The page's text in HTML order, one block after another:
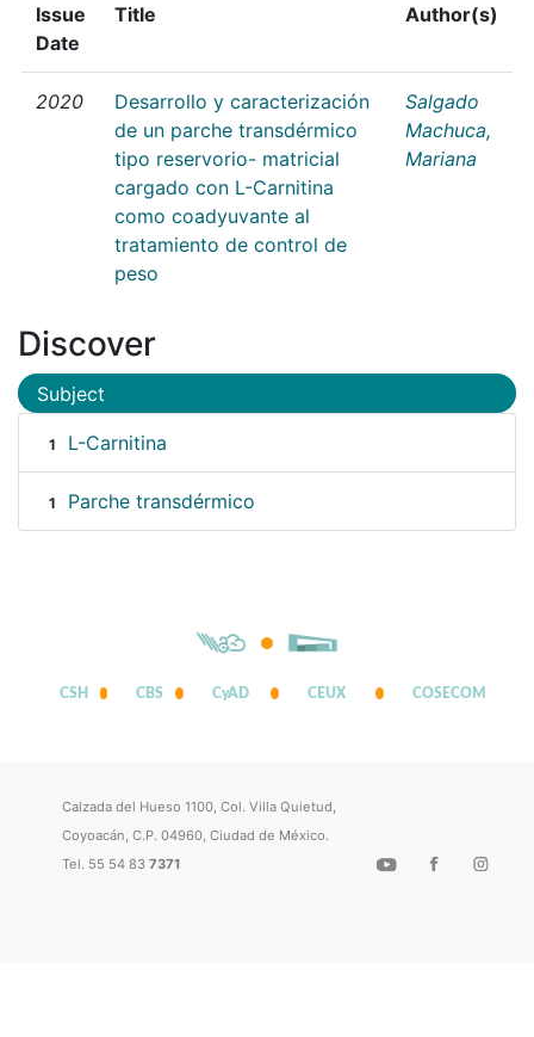
Issue
Date
Title Author(s)
2020
Desarrollo y caracterización
de un parche transdérmico
tipo reservorio- matricial
cargado con L-Carnitina
como coadyuvante al
tratamiento de control de
peso
Salgado
Machuca,
Mariana
Discover
Subject
1 L-Carnitina
1 Parche transdérmico
CSH CBS CyAD CEUX COSECOM
Calzada del Hueso 1100, Col. Villa Quietud,
Coyoacán, C.P. 04960, Ciudad de México.
Tel. 55 54 837371